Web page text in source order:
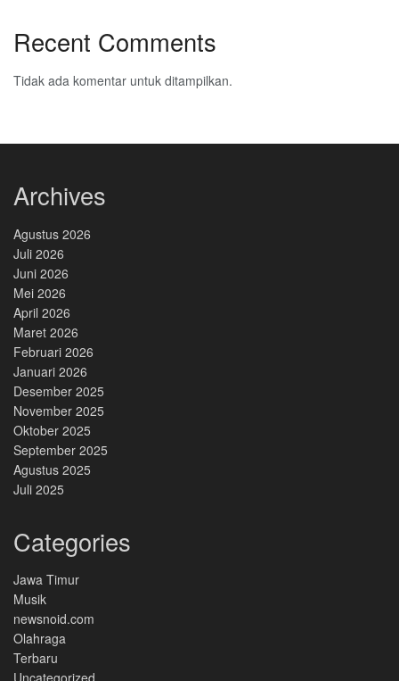
Recent Comments
Tidak ada komentar untuk ditampilkan.
Archives
Agustus 2026
Juli 2026
Juni 2026
Mei 2026
April 2026
Maret 2026
Februari 2026
Januari 2026
Desember 2025
November 2025
Oktober 2025
September 2025
Agustus 2025
Juli 2025
Categories
Jawa Timur
Musik
newsnoid.com
Olahraga
Terbaru